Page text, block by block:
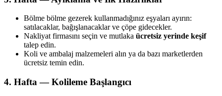
Bölme bölme gezerek kullanmadığınız eşyaları ayırın:
satılacaklar, bağışlanacaklar ve çöpe gidecekler.
Nakliyat firmasını seçin ve mutlaka ücretsiz yerinde keşif
talep edin.
Koli ve ambalaj malzemeleri alın ya da bazı marketlerden
ücretsiz temin edin.
4. Hafta — Kolileme Başlangıcı